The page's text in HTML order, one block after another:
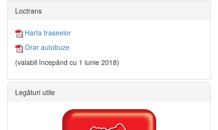
Loctrans
Harta traseelor
Orar autobuze
(valabil începând cu 1 iunie 2018)
Legături utile